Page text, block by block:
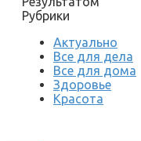
Рубрики
Актуально
Все для дела
Все для дома
Здоровье
Красота